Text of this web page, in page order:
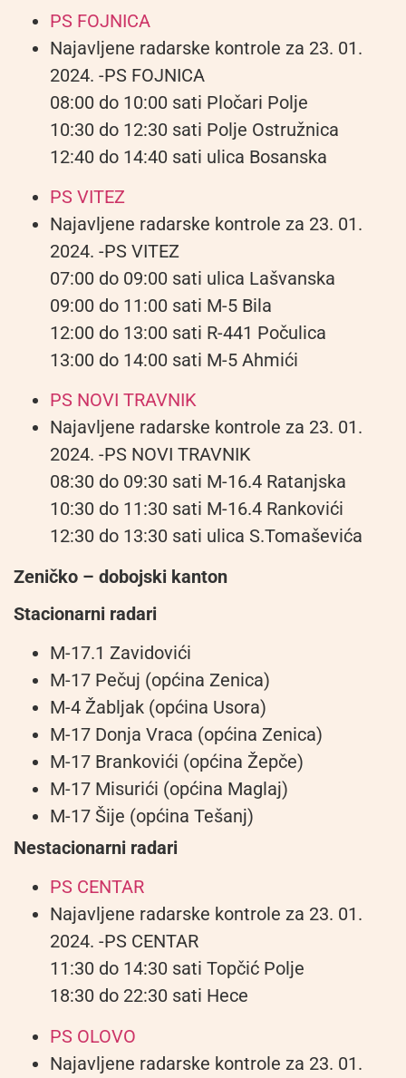
PS FOJNICA
Najavljene radarske kontrole za 23. 01.
2024. -PS FOJNICA
08:00 do 10:00 sati Pločari Polje
10:30 do 12:30 sati Polje Ostružnica
12:40 do 14:40 sati ulica Bosanska
PS VITEZ
Najavljene radarske kontrole za 23. 01.
2024. -PS VITEZ
07:00 do 09:00 sati ulica Lašvanska
09:00 do 11:00 sati M-5 Bila
12:00 do 13:00 sati R-441 Počulica
13:00 do 14:00 sati M-5 Ahmići
PS NOVI TRAVNIK
Najavljene radarske kontrole za 23. 01.
2024. -PS NOVI TRAVNIK
08:30 do 09:30 sati M-16.4 Ratanjska
10:30 do 11:30 sati M-16.4 Rankovići
12:30 do 13:30 sati ulica S.Tomaševića
Zeničko – dobojski kanton
Stacionarni radari
M-17.1 Zavidovići
M-17 Pečuj (općina Zenica)
M-4 Žabljak (općina Usora)
M-17 Donja Vraca (općina Zenica)
M-17 Brankovići (općina Žepče)
M-17 Misurići (općina Maglaj)
M-17 Šije (općina Tešanj)
Nestacionarni radari
PS CENTAR
Najavljene radarske kontrole za 23. 01.
2024. -PS CENTAR
11:30 do 14:30 sati Topčić Polje
18:30 do 22:30 sati Hece
PS OLOVO
Najavljene radarske kontrole za 23. 01.